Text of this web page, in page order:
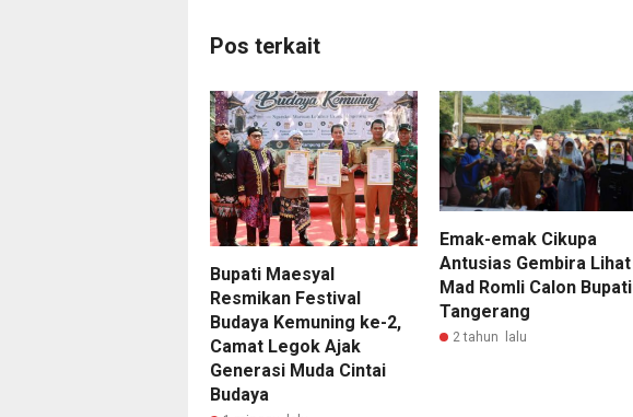
Pos terkait
Bupati Maesyal
Resmikan Festival
Budaya Kemuning ke-2,
Camat Legok Ajak
Generasi Muda Cintai
Budaya
Emak-emak Cikupa
Antusias Gembira Lihat
Mad Romli Calon Bupati
Tangerang
2 tahun lalu